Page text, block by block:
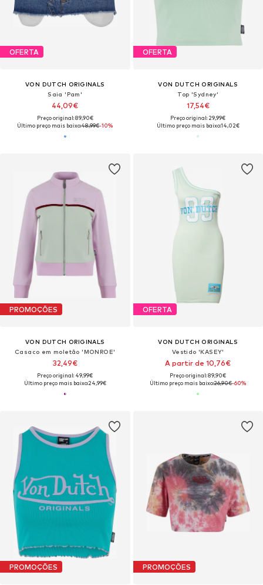
OFERTA
VON DUTCH ORIGINALS
Saia 'Pam'
44,09€
Preço original: 89,90€
Último preço mais baixo:48,99€-10%
OFERTA
VON DUTCH ORIGINALS
Top 'Sydney'
17,54€
Preço original: 29,99€
Último preço mais baixo:14,02€
PROMOÇÕES
VON DUTCH ORIGINALS
Casaco em moletão 'MONROE'
32,49€
Preço original: 49,99€
Último preço mais baixo:24,99€
OFERTA
VON DUTCH ORIGINALS
Vestido 'KASEY'
A partir de 10,76€
Preço original: 89,90€
Último preço mais baixo:26,90€-60%
PROMOÇÕES PROMOÇÕES